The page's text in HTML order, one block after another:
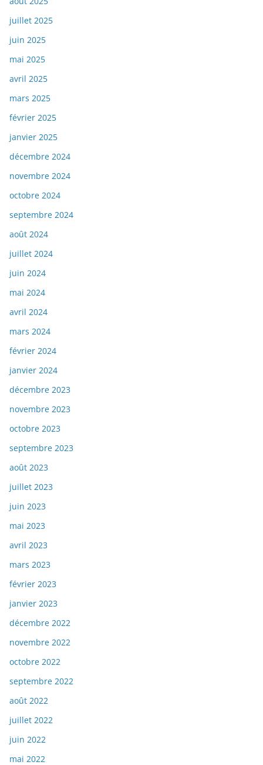
juillet 2025
juin 2025
mai 2025
avril 2025
mars 2025
février 2025
janvier 2025
décembre 2024
novembre 2024
octobre 2024
septembre 2024
août 2024
juillet 2024
juin 2024
mai 2024
avril 2024
mars 2024
février 2024
janvier 2024
décembre 2023
novembre 2023
octobre 2023
septembre 2023
août 2023
juillet 2023
juin 2023
mai 2023
avril 2023
mars 2023
février 2023
janvier 2023
décembre 2022
novembre 2022
octobre 2022
septembre 2022
août 2022
juillet 2022
juin 2022
mai 2022